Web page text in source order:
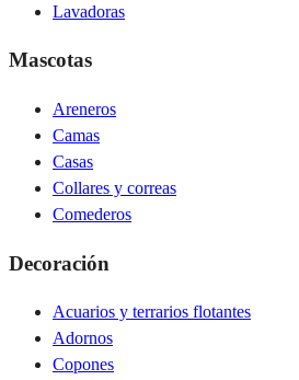
Lavadoras
Mascotas
Areneros
Camas
Casas
Collares y correas
Comederos
Decoración
Acuarios y terrarios flotantes
Adornos
Copones